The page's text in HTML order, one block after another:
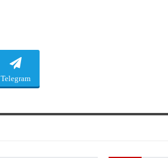
Telegram